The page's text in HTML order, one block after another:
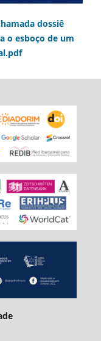
dossiê
o esboço de um